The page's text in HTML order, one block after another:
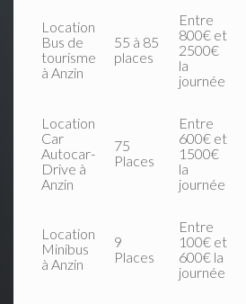
Location
Bus de
tourisme
à Anzin
55 à 85
places
Entre
800€ et
2500€
la
journée
Location
Car
Autocar-
Drive à
Anzin
75
Places
Entre
600€ et
1500€
la
journée
Location
Minibus
à Anzin
9
Places
Entre
100€ et
600€ la
journée